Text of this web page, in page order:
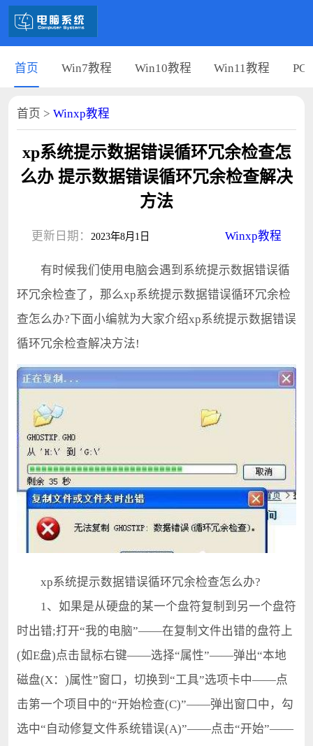
首页 Win7教程 Win10教程 Win11教程 PC
首页 > Winxp教程
xp系统提示数据错误循环冗余检查怎
么办 提示数据错误循环冗余检查解决
方法
更新日期： 2023年8月1日 Winxp教程
有时候我们使用电脑会遇到系统提示数据错误循
环冗余检查了，那么xp系统提示数据错误循环冗余检
查怎么办?下面小编就为大家介绍xp系统提示数据错误
循环冗余检查解决方法!
xp系统提示数据错误循环冗余检查怎么办?
1、如果是从硬盘的某一个盘符复制到另一个盘符
时出错;打开“我的电脑”——在复制文件出错的盘符上
(如E盘)点击鼠标右键——选择“属性”——弹出“本地
磁盘(X：)属性”窗口，切换到“工具”选项卡中——点
击第一个项目中的“开始检查(C)”——弹出窗口中，勾
选中“自动修复文件系统错误(A)”——点击“开始”——